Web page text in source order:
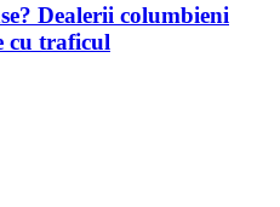
Dealerii columbieni
cu traficul